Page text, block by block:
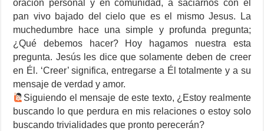
oración personal y en comunidad, a saciarnos con el
pan vivo bajado del cielo que es el mismo Jesus. La
muchedumbre hace una simple y profunda pregunta;
¿Qué debemos hacer? Hoy hagamos nuestra esta
pregunta. Jesús les dice que solamente deben de creer
en Él. ‘Creer’ significa, entregarse a Él totalmente y a su
mensaje de verdad y amor.
Siguiendo el mensaje de este texto, ¿Estoy realmente
buscando lo que perdura en mis relaciones o estoy solo
buscando trivialidades que pronto perecerán?